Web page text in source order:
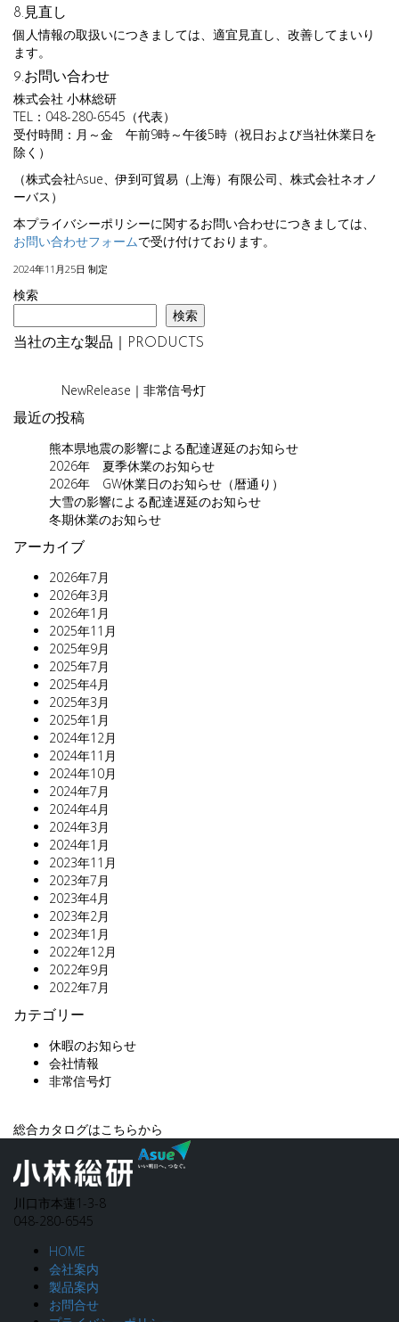
8.見直し
個人情報の取扱いにつきましては、適宜見直し、改善してまいり
ます。
9.お問い合わせ
株式会社 小林総研
TEL：048-280-6545（代表）
受付時間：月～金 午前9時～午後5時（祝日および当社休業日を
除く）
（株式会社Asue、伊到可貿易（上海）有限公司、株式会社ネオノ
ーバス）
本プライバシーポリシーに関するお問い合わせにつきましては、
お問い合わせフォームで受け付けております。
2024年11月25日 制定
検索
検索
当社の主な製品｜PRODUCTS
NewRelease｜非常信号灯
最近の投稿
熊本県地震の影響による配達遅延のお知らせ
2026年 夏季休業のお知らせ
2026年 GW休業日のお知らせ（暦通り）
大雪の影響による配達遅延のお知らせ
冬期休業のお知らせ
アーカイブ
2026年7月
2026年3月
2026年1月
2025年11月
2025年9月
2025年7月
2025年4月
2025年3月
2025年1月
2024年12月
2024年11月
2024年10月
2024年7月
2024年4月
2024年3月
2024年1月
2023年11月
2023年7月
2023年4月
2023年2月
2023年1月
2022年12月
2022年9月
2022年7月
カテゴリー
休暇のお知らせ
会社情報
非常信号灯
総合カタログはこちらから
川口市本蓮1-3-8
048-280-6545
HOME
会社案内
製品案内
お問合せ